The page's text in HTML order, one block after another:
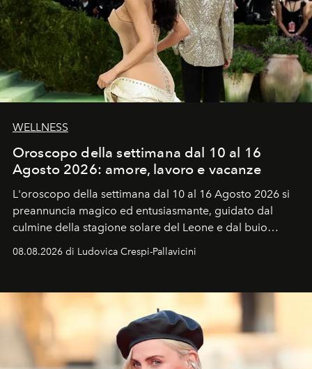
WELLNESS
Oroscopo della settimana dal 10 al 16
Agosto 2026: amore, lavoro e vacanze
L'oroscopo della settimana dal 10 al 16 Agosto 2026 si
preannuncia magico ed entusiasmante, guidato dal
culmine della stagione solare del Leone e dal buio
favorevole della Luna nuova in Leone del 12 agosto,
ideale per la notte delle Perseidi.
08.08.2026 di Ludovica Crespi-Pallavicini